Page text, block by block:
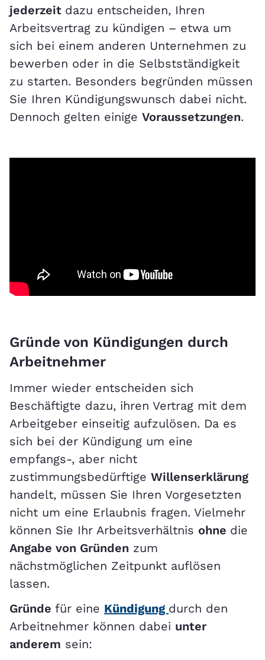
jederzeit dazu entscheiden, Ihren
Arbeitsvertrag zu kündigen – etwa um
sich bei einem anderen Unternehmen zu
bewerben oder in die Selbstständigkeit
zu starten. Besonders begründen müssen
Sie Ihren Kündigungswunsch dabei nicht.
Dennoch gelten einige Voraussetzungen.
Gründe von Kündigungen durch
Arbeitnehmer
Immer wieder entscheiden sich
Beschäftigte dazu, ihren Vertrag mit dem
Arbeitgeber einseitig aufzulösen. Da es
sich bei der Kündigung um eine
empfangs-, aber nicht
zustimmungsbedürftige Willenserklärung
handelt, müssen Sie Ihren Vorgesetzten
nicht um eine Erlaubnis fragen. Vielmehr
können Sie Ihr Arbeitsverhältnis ohne die
Angabe von Gründen zum
nächstmöglichen Zeitpunkt auflösen
lassen.
Gründe für eine Kündigung durch den
Arbeitnehmer können dabei unter
anderem sein: